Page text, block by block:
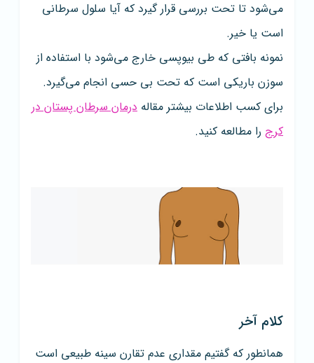
می‌شود تا تحت بررسی قرار گیرد که آیا سلول سرطانی
است یا خیر.
نمونه بافتی که طی بیوپسی خارج می‌شود با استفاده از
سوزن باریکی است که تحت بی حسی انجام می‌گیرد.
برای کسب اطلاعات بیشتر مقاله درمان سرطان پستان در
کرج را مطالعه کنید.
کلام آخر
همانطور که گفتیم مقداری عدم تقارن سینه طبیعی است